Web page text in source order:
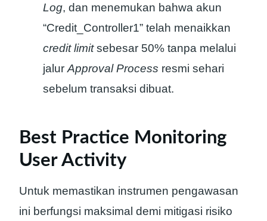
Log, dan menemukan bahwa akun
“Credit_Controller1” telah menaikkan
credit limitsebesar 50% tanpa melalui
jalur Approval Process resmi sehari
sebelum transaksi dibuat.
Best Practice Monitoring
User Activity
Untuk memastikan instrumen pengawasan
ini berfungsi maksimal demi mitigasi risiko